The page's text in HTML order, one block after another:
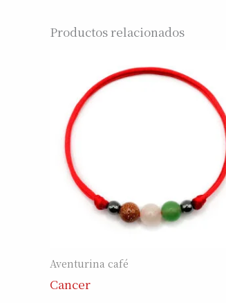
Productos relacionados
Aventurina café
Cancer